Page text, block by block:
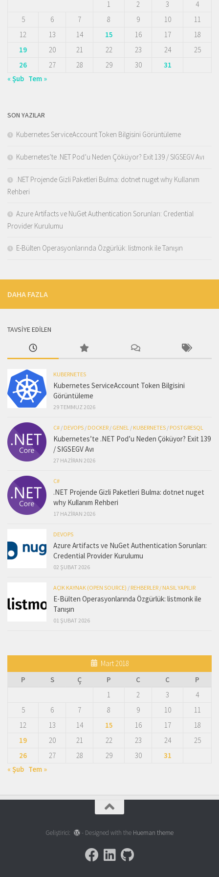
1
2 3
4
5
6 7 8 9 10
11
12
13 14 15 16 17
18
19
20 21 22 23 24
25
26
27 28 29 30
31
« Şub Tem »
SON YAZILAR
Kubernetes ServiceAccount Token Bilgisini Görüntüleme
Kubernetes’te .NET Pod’u Neden Çöküyor? Exit 139 / SIGSEGV Avı
.NET Projende Gizli Paketleri Bulma: dotnet nuget why Kullanım
Rehberi
Azure Artifacts ve NuGet Authentication Sorunları: Credential
Provider Kurulumu
E-Bülten Operasyonlarında Özgürlük: listmonk ile Tanışın
DAHA FAZLA
TAVSİYE EDİLEN
KUBERNETES
Kubernetes ServiceAccount Token Bilgisini
Görüntüleme
29 TEMMUZ 2026
C# / DEVOPS / DOCKER / GENEL / KUBERNETES / POSTGRESQL
Kubernetes’te .NET Pod’u Neden Çöküyor? Exit 139
/ SIGSEGV Avı
27 HAZIRAN 2026
C#
.NET Projende Gizli Paketleri Bulma: dotnet nuget
why Kullanım Rehberi
17 HAZIRAN 2026
DEVOPS
Azure Artifacts ve NuGet Authentication Sorunları:
Credential Provider Kurulumu
02 ŞUBAT 2026
AÇIK KAYNAK (OPEN SOURCE) / REHBERLER / NASIL YAPILIR
E-Bülten Operasyonlarında Özgürlük: listmonk ile
Tanışın
01 ŞUBAT 2026
Mart 2018
P
S Ç P C C
P
1
2 3
4
5
6 7 8 9 10
11
12
13 14 15 16 17
18
19
20 21 22 23 24
25
26
27 28 29 30
31
« Şub Tem »
Geliştirici: - Designed with the Hueman theme